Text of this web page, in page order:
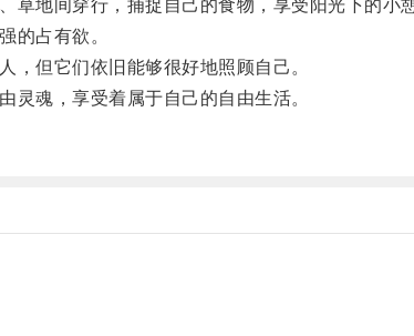
地间穿行，捕捉自己的食物，享受阳光下的小憩
的占有欲。
但它们依旧能够很好地照顾自己。
魂，享受着属于自己的自由生活。